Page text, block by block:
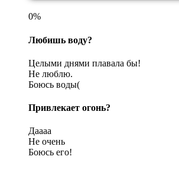
0%
Любишь воду?
Целыми днями плавала бы!
Не люблю.
Боюсь воды(
Привлекает огонь?
Даааа
Не очень
Боюсь его!